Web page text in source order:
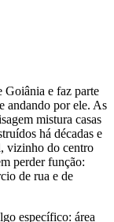
Goiânia e faz parte
andando por ele. As
mistura casas
há décadas e
vizinho do centro
perder função:
de rua e de
específico: área